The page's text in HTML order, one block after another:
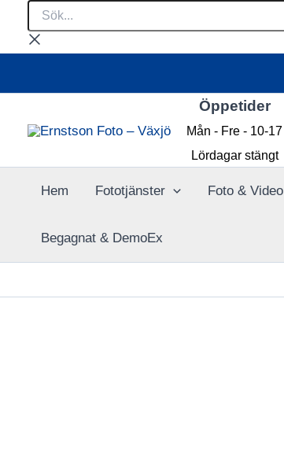
innehåll
Sök...
Öppetider
Mån - Fre - 10-17
Lördagar stängt
Hem Fototjänster Foto & Video
Begagnat & DemoEx